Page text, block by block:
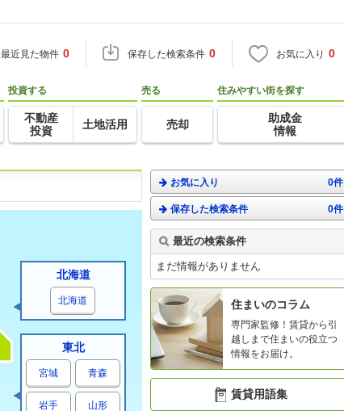
最近見た物件 0 保存した検索条件 0 お気に入り 0
投資する
不動産
投資
土地活用
売る
売却
住みやすい街を探す
助成金
情報
北海道
北海道
東北
宮城 青森
岩手 山形
お気に入り 0件
保存した検索条件 0件
最近の検索条件
まだ情報がありません
住まいのコラム
専門家監修！賃貸から引
越しまで住まいの役立つ
情報をお届け。
賃貸用語集